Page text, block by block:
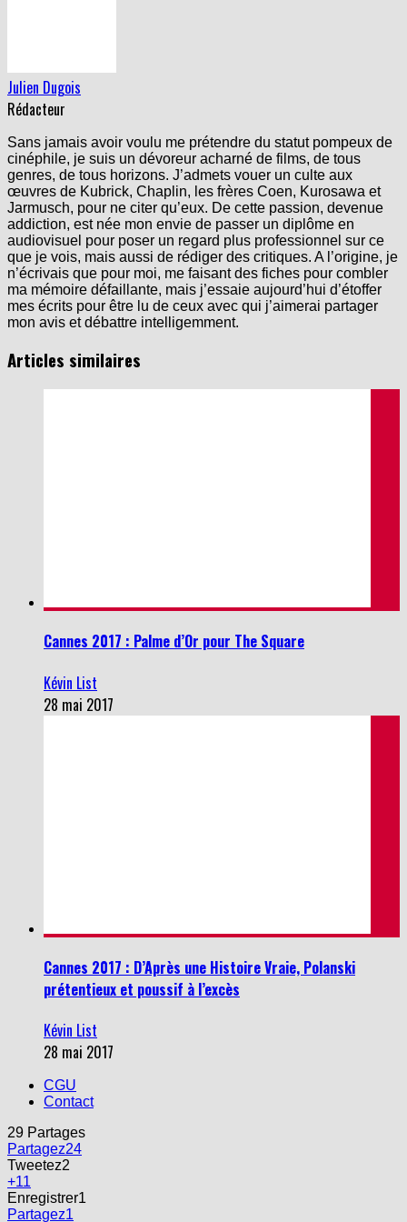
Julien Dugois
Rédacteur
Sans jamais avoir voulu me prétendre du statut pompeux de
cinéphile, je suis un dévoreur acharné de films, de tous
genres, de tous horizons. J’admets vouer un culte aux
œuvres de Kubrick, Chaplin, les frères Coen, Kurosawa et
Jarmusch, pour ne citer qu’eux. De cette passion, devenue
addiction, est née mon envie de passer un diplôme en
audiovisuel pour poser un regard plus professionnel sur ce
que je vois, mais aussi de rédiger des critiques. A l’origine, je
n’écrivais que pour moi, me faisant des fiches pour combler
ma mémoire défaillante, mais j’essaie aujourd’hui d’étoffer
mes écrits pour être lu de ceux avec qui j’aimerai partager
mon avis et débattre intelligemment.
Articles similaires
Cannes 2017 : Palme d’Or pour The Square
Kévin List
28 mai 2017
Cannes 2017 : D’Après une Histoire Vraie, Polanski
prétentieux et poussif à l’excès
Kévin List
28 mai 2017
CGU
Contact
29 Partages
Partagez24
Tweetez2
+11
Enregistrer1
Partagez1